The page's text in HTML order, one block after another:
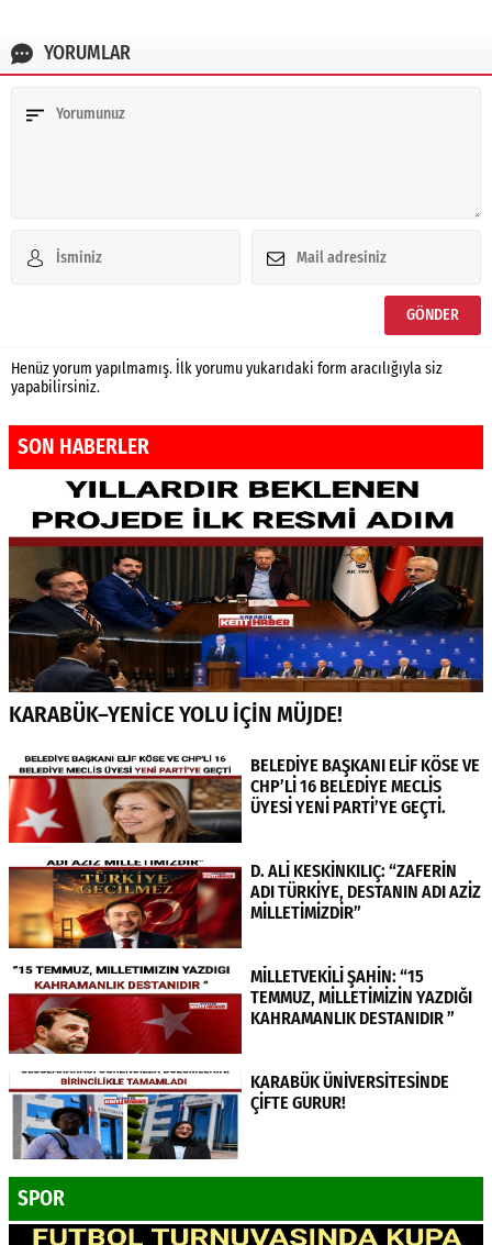
YORUMLAR
Henüz yorum yapılmamış. İlk yorumu yukarıdaki form aracılığıyla siz
yapabilirsiniz.
SON HABERLER
KARABÜK–YENİCE YOLU İÇİN MÜJDE!
BELEDİYE BAŞKANI ELİF KÖSE VE
CHP’Lİ 16 BELEDİYE MECLİS
ÜYESİ YENİ PARTİ’YE GEÇTİ.
D. ALİ KESKİNKILIÇ: “ZAFERİN
ADI TÜRKİYE, DESTANIN ADI AZİZ
MİLLETİMİZDİR”
MİLLETVEKİLİ ŞAHİN: “15
TEMMUZ, MİLLETİMİZİN YAZDIĞI
KAHRAMANLIK DESTANIDIR ”
KARABÜK ÜNİVERSİTESİNDE
ÇİFTE GURUR!
SPOR